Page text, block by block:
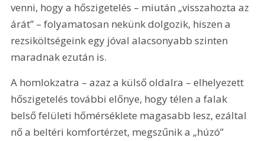
venni, hogy a hőszigetelés – miután „visszahozta az
árát” – folyamatosan nekünk dolgozik, hiszen a
rezsiköltségeink egy jóval alacsonyabb szinten
maradnak ezután is.
A homlokzatra – azaz a külső oldalra – elhelyezett
hőszigetelés további előnye, hogy télen a falak
belső felületi hőmérséklete magasabb lesz, ezáltal
nő a beltéri komfortérzet, megszűnik a „húzó”